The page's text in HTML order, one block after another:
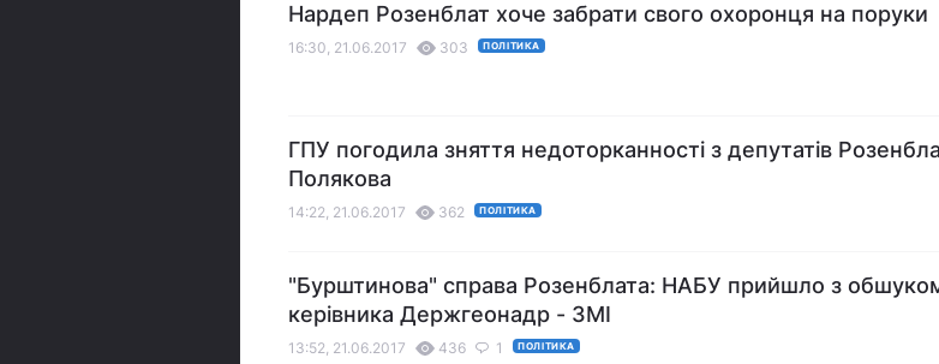
Нардеп Розенблат хоче забрати свого охоронця на поруки
16:30, 21.06.2017 303 ПОЛІТИКА
ГПУ погодила зняття недоторканності з депутатів
Полякова
14:22, 21.06.2017 362 ПОЛІТИКА
"Бурштинова" справа Розенблата: НАБУ прийшло з
керівника Держгеонадр - ЗМІ
13:52, 21.06.2017 436 1 ПОЛІТИКА